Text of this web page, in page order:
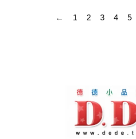
← 1 2 3 4 5